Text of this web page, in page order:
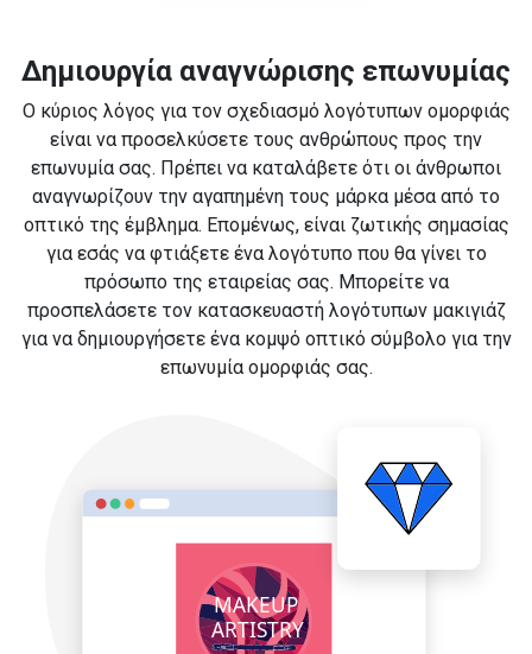
Δημιουργία αναγνώρισης επωνυμίας
Ο κύριος λόγος για τον σχεδιασμό λογότυπων ομορφιάς
είναι να προσελκύσετε τους ανθρώπους προς την
επωνυμία σας. Πρέπει να καταλάβετε ότι οι άνθρωποι
αναγνωρίζουν την αγαπημένη τους μάρκα μέσα από το
οπτικό της έμβλημα. Επομένως, είναι ζωτικής σημασίας
για εσάς να φτιάξετε ένα λογότυπο που θα γίνει το
πρόσωπο της εταιρείας σας. Μπορείτε να
προσπελάσετε τον κατασκευαστή λογότυπων μακιγιάζ
για να δημιουργήσετε ένα κομψό οπτικό σύμβολο για την
επωνυμία ομορφιάς σας.